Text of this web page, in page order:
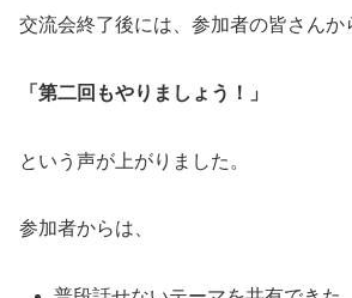
交流会終了後には、参加者の皆さんか
「第二回もやりましょう！」
という声が上がりました。
参加者からは、